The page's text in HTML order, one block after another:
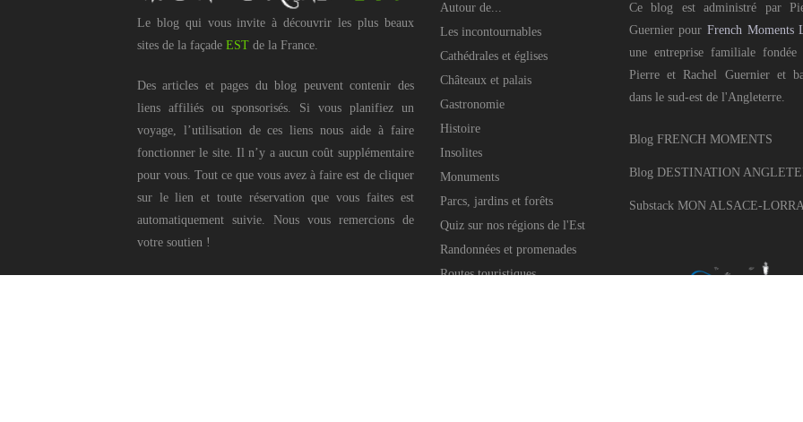
Le blog qui vous invite à découvrir les plus beaux
sites de la façade EST de la France.
Des articles et pages du blog peuvent contenir des
liens affiliés ou sponsorisés. Si vous planifiez un
voyage, l’utilisation de ces liens nous aide à faire
fonctionner le site. Il n’y a aucun coût supplémentaire
pour vous. Tout ce que vous avez à faire est de cliquer
sur le lien et toute réservation que vous faites est
automatiquement suivie. Nous vous remercions de
votre soutien !
Autour de...
Les incontournables
Cathédrales et églises
Châteaux et palais
Gastronomie
Histoire
Insolites
Monuments
Parcs, jardins et forêts
Quiz sur nos régions de l'Est
Randonnées et promenades
Routes touristiques
Ce blog est administré par
Guernier pour French Moments
une entreprise familiale fondée
Pierre et Rachel Guernier et
dans le sud-est de l'Angleterre.
Blog FRENCH MOMENTS
Blog DESTINATION
Substack MON ALSACE-